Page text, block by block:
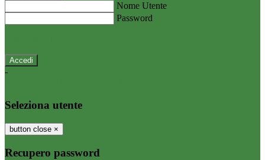
Nome Utente
Password
-
Seleziona utente
button close ×
Recupero password